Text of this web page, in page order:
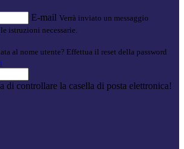
E-mail Verrà inviato un messaggio
istruzioni necessarie.
al nome utente? Effettua il reset della password
di controllare la casella di posta elettronica!